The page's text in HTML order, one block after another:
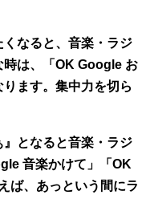
なると、音楽・ラジ
時は、「OK Google お
ます。集中力を切ら
』となると音楽・ラジ
音楽かけて」「OK
ば、あっという間にラ